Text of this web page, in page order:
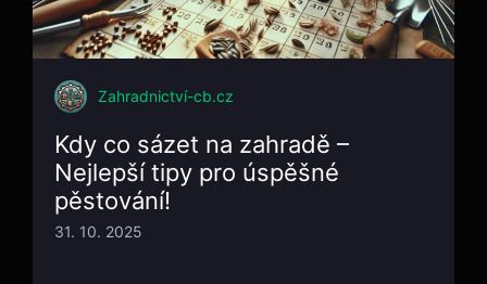
Zahradnictví-cb.cz
Kdy co sázet na zahradě –
Nejlepší tipy pro úspěšné
pěstování!
31. 10. 2025